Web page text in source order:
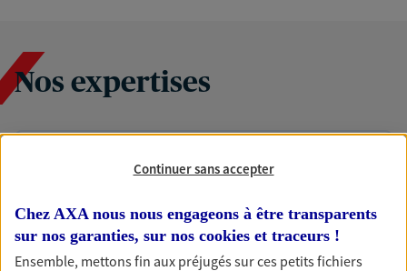
Nos expertises
Accompagner les
entreprises
Comme vous, nous sommes des indépendants. Nous
bâtissons ensemble des solutions cohérentes pour
Continuer sans accepter
Chez AXA nous nous engageons à être transparents
sur nos garanties, sur nos cookies et traceurs !
Ensemble, mettons fin aux préjugés sur ces petits fichiers